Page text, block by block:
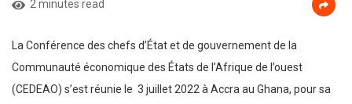
2 minutes read
La Conférence des chefs d’État et de gouvernement de la
Communauté économique des États de l’Afrique de l’ouest
(CEDEAO) s’est réunie le 3 juillet 2022 à Accra au Ghana, pour sa